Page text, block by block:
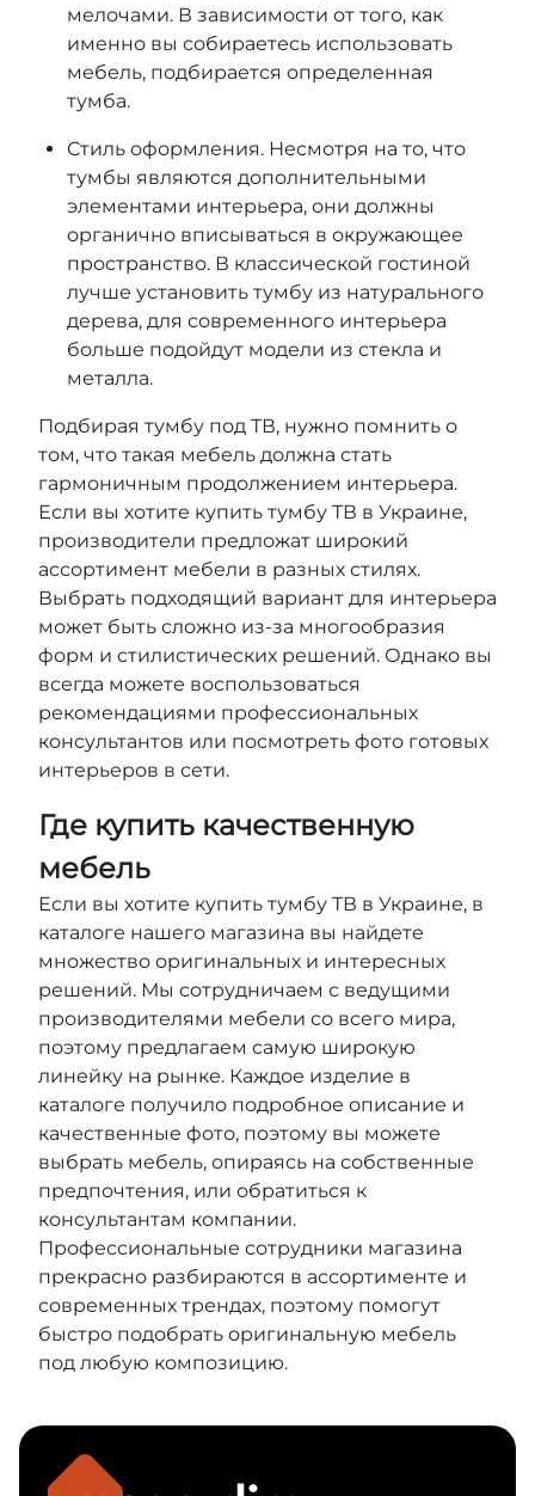
мелочами. В зависимости от того, как
именно вы собираетесь использовать
мебель, подбирается определенная
тумба.
Стиль оформления. Несмотря на то, что
тумбы являются дополнительными
элементами интерьера, они должны
органично вписываться в окружающее
пространство. В классической гостиной
лучше установить тумбу из натурального
дерева, для современного интерьера
больше подойдут модели из стекла и
металла.
Подбирая тумбу под ТВ, нужно помнить о
том, что такая мебель должна стать
гармоничным продолжением интерьера.
Если вы хотите купить тумбу ТВ в Украине,
производители предложат широкий
ассортимент мебели в разных стилях.
Выбрать подходящий вариант для интерьера
может быть сложно из-за многообразия
форм и стилистических решений. Однако вы
всегда можете воспользоваться
рекомендациями профессиональных
консультантов или посмотреть фото готовых
интерьеров в сети.
Где купить качественную
мебель
Если вы хотите купить тумбу ТВ в Украине, в
каталоге нашего магазина вы найдете
множество оригинальных и интересных
решений. Мы сотрудничаем с ведущими
производителями мебели со всего мира,
поэтому предлагаем самую широкую
линейку на рынке. Каждое изделие в
каталоге получило подробное описание и
качественные фото, поэтому вы можете
выбрать мебель, опираясь на собственные
предпочтения, или обратиться к
консультантам компании.
Профессиональные сотрудники магазина
прекрасно разбираются в ассортименте и
современных трендах, поэтому помогут
быстро подобрать оригинальную мебель
под любую композицию.